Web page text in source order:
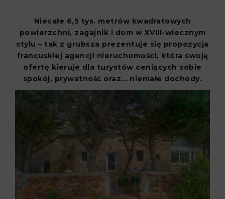
Niecałe 6,5 tys. metrów kwadratowych
powierzchni, zagajnik i dom w XVIII-wiecznym
stylu – tak z grubsza prezentuje się propozycja
francuskiej agencji nieruchomości, która swoją
ofertę kieruje dla turystów ceniących sobie
spokój, prywatność oraz… niemałe dochody.